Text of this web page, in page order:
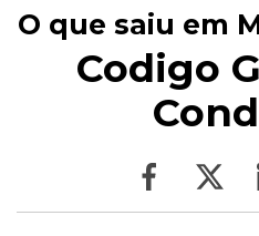
O que saiu em
Codigo